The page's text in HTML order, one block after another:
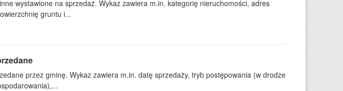
wystawione na sprzedaż. Wykaz zawiera m.in. kategorię nieruchomości, adres
gruntu i...
przez gminę. Wykaz zawiera m.in. datę sprzedaży, tryb postępowania (w drodze